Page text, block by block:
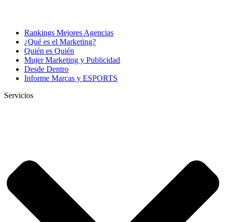
Rankings Mejores Agencias
¿Qué es el Marketing?
Quién es Quién
Mujer Marketing y Publicidad
Desde Dentro
Informe Marcas y ESPORTS
Servicios